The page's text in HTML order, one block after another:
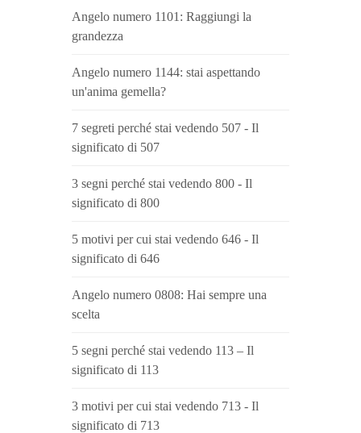
Angelo numero 1101: Raggiungi la
grandezza
Angelo numero 1144: stai aspettando
un'anima gemella?
7 segreti perché stai vedendo 507 - Il
significato di 507
3 segni perché stai vedendo 800 - Il
significato di 800
5 motivi per cui stai vedendo 646 - Il
significato di 646
Angelo numero 0808: Hai sempre una
scelta
5 segni perché stai vedendo 113 – Il
significato di 113
3 motivi per cui stai vedendo 713 - Il
significato di 713